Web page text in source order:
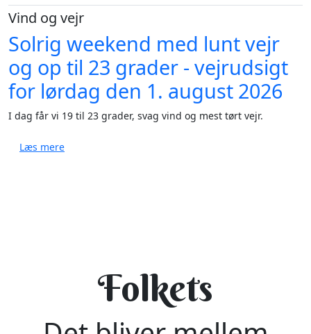
Vind og vejr
Solrig weekend med lunt vejr
og op til 23 grader - vejrudsigt
for lørdag den 1. august 2026
I dag får vi 19 til 23 grader, svag vind og mest tørt vejr.
Læs mereom Solrig weekend med lunt vejr og op til 23
Folkets